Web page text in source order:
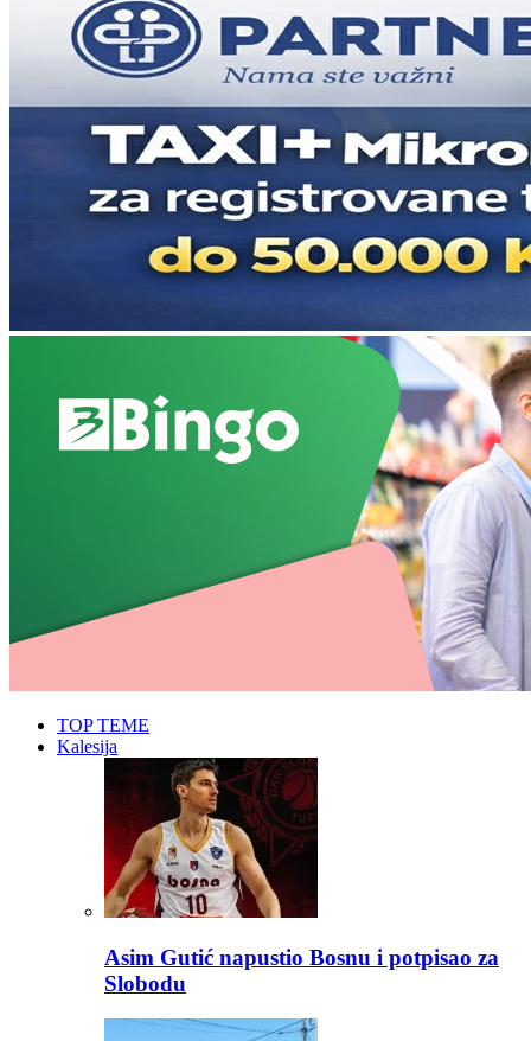
TOP TEME
Kalesija
Asim Gutić napustio Bosnu i potpisao za
Slobodu